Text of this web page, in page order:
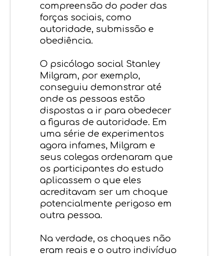
compreensão do poder das
forças sociais, como
autoridade, submissão e
obediência.
O psicólogo social Stanley
Milgram, por exemplo,
conseguiu demonstrar até
onde as pessoas estão
dispostas a ir para obedecer
a figuras de autoridade. Em
uma série de experimentos
agora infames, Milgram e
seus colegas ordenaram que
os participantes do estudo
aplicassem o que eles
acreditavam ser um choque
potencialmente perigoso em
outra pessoa.
Na verdade, os choques não
eram reais e o outro indivíduo